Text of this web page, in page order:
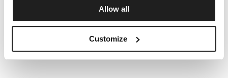
Allow all
Customize